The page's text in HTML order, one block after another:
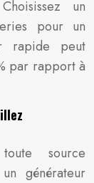
un
pour un
rapide peut
par rapport à
source
générateur